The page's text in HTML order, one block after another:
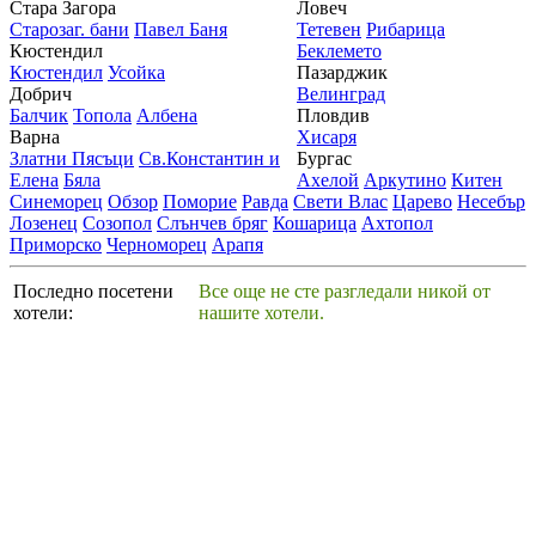
Стара Загора
Старозаг. бани Павел Баня
Кюстендил
Кюстендил Усойка
Добрич
Балчик Топола Албена
Варна
Златни Пясъци Св.Константин и
Елена Бяла
Ловеч
Тетевен Рибарица
Беклемето
Пазарджик
Велинград
Пловдив
Хисаря
Бургас
Ахелой Аркутино Китен
Синеморец Обзор Поморие Равда Свети Влас Царево Несебър
Лозенец Созопол Слънчев бряг Кошарица Ахтопол
Приморско Черноморец Арапя
Последно посетени
хотели:
Все още не сте разгледали никой от
нашите хотели.